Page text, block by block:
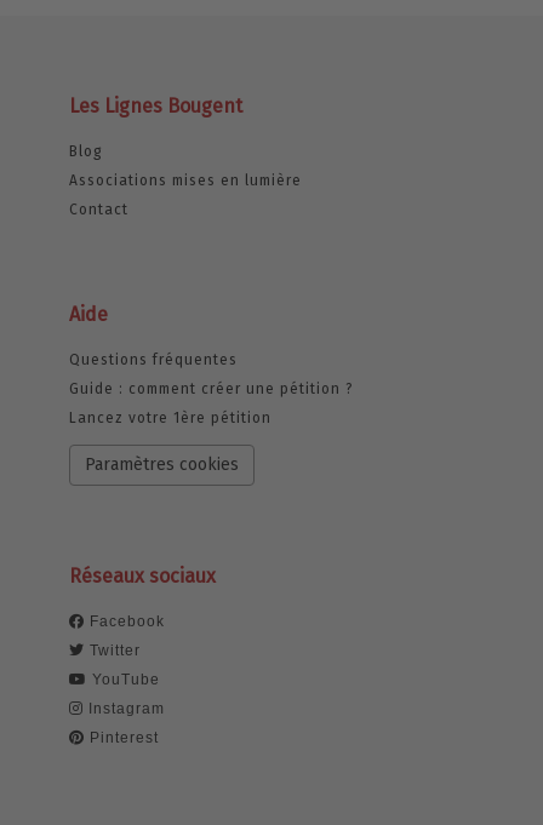
Les Lignes Bougent
Blog
Associations mises en lumière
Contact
Aide
Questions fréquentes
Guide : comment créer une pétition ?
Lancez votre 1ère pétition
Paramètres cookies
Réseaux sociaux
Facebook
Twitter
YouTube
Instagram
Pinterest